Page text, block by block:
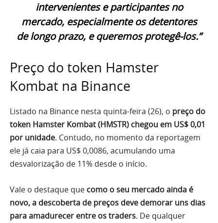
intervenientes e participantes no
mercado, especialmente os detentores
de longo prazo, e queremos protegê-los.”
Preço do token Hamster
Kombat na Binance
Listado na Binance nesta quinta-feira (26), o preço do
token Hamster Kombat (HMSTR) chegou em US$ 0,01
por unidade. Contudo, no momento da reportagem
ele já caia para US$ 0,0086, acumulando uma
desvalorização de 11% desde o início.
Vale o destaque que como o seu mercado ainda é
novo, a descoberta de preços deve demorar uns dias
para amadurecer entre os traders. De qualquer